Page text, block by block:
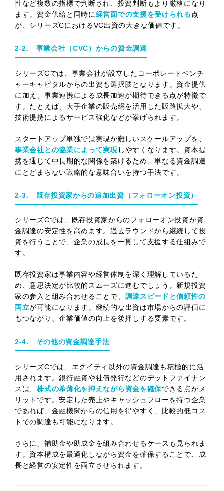
性など複数の指標で判断され、投資判断もより厳格になり
ます。資金供給と同時に経営面での支援を受けられる 点
が、シリーズCにおけるVC出資の大きな価値です。
2-2. 事業会社（CVC）からの資金調達
シリーズCでは、事業会社が設立したコーポレートベンチ
ャーキャピタルからの出資も選択肢となります。資金提供
に加え、事業連携による成長加速が期待できる点が特徴で
す。たとえば、大手企業の販売網を活用した販路拡大や、
技術提携によるサービス強化などが挙げられます。
スタートアップ単独では実現が難しいスケールアップを、
事業会社との協業によって実現しやすくなります。資本提
携を通じて中長期的な関係を築けるため、単なる資金調達
にとどまらない戦略的な意味合いを持つ手法です。
2-3. 既存投資家からの追加出資（フォローオン投資）
シリーズCでは、既存投資家からのフォローオン投資が資
金調達の安定性を高めます。過去ラウンドから継続して投
資を行うことで、企業の成長を一貫して支援する仕組みで
す。
既存投資家は事業内容や経営体制を深く理解しているた
め、意思決定が比較的スムーズに進むでしょう。新規投資
家の参入と組み合わせることで、 調達スピードと信頼性の
両立が可能になります。継続的な出資は市場からの評価に
もつながり、企業価値の向上を後押しする要素です。
2-4. その他の資金調達手法
シリーズCでは、エクイティ以外の資金調達も積極的に活
用されます。銀行融資や社債発行などのデットファイナン
スは、株式の希薄化を抑えながら資金を確保できる点がメ
リットです。安定した売上やキャッシュフローを持つ企業
であれば、金融機関からの信用を得やすく、比較的低コス
トでの調達も可能になります。
さらに、補助金や助成金を組み合わせるケースも見られま
す。資本構成を最適化しながら資金を確保することで、成
長と経営の安定性を両立させられます。